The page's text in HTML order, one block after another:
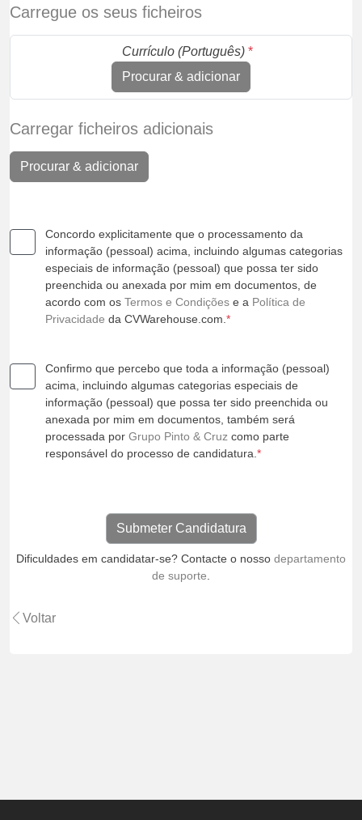
Carregue os seus ficheiros
Currículo (Português) *
Procurar & adicionar
Carregar ficheiros adicionais
Procurar & adicionar
Concordo explicitamente que o processamento da
informação (pessoal) acima, incluindo algumas categorias
especiais de informação (pessoal) que possa ter sido
preenchida ou anexada por mim em documentos, de
acordo com os Termos e Condições e a Política de
Privacidade da CVWarehouse.com.*
Confirmo que percebo que toda a informação (pessoal)
acima, incluindo algumas categorias especiais de
informação (pessoal) que possa ter sido preenchida ou
anexada por mim em documentos, também será
processada por Grupo Pinto & Cruz como parte
responsável do processo de candidatura. *
Dificuldades em candidatar-se? Contacte o nosso departamento
de suporte
Voltar